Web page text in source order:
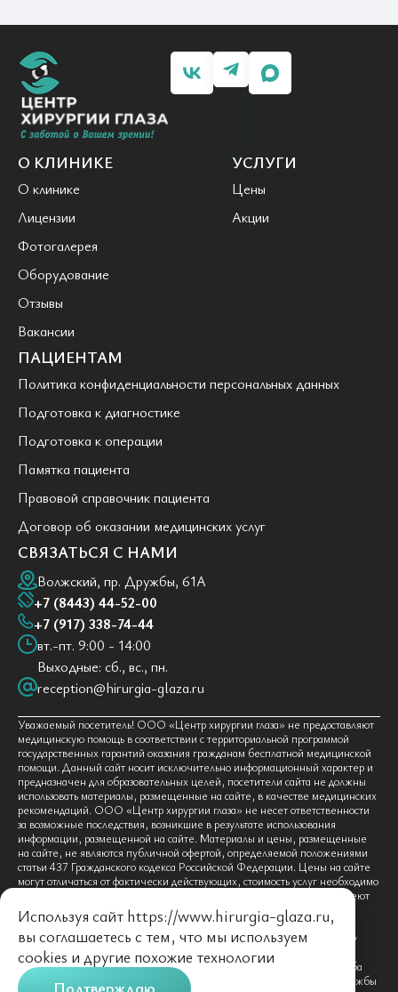
О КЛИНИКЕ
О клинике
Лицензии
Фотогалерея
Оборудование
Отзывы
Вакансии
УСЛУГИ
Цены
Акции
ПАЦИЕНТАМ
Политика конфиденциальности персональных данных
Подготовка к диагностике
Подготовка к операции
Памятка пациента
Правовой справочник пациента
Договор об оказании медицинских услуг
СВЯЗАТЬСЯ С НАМИ
Волжский, пр. Дружбы, 61А
+7 (8443) 44-52-00
+7 (917) 338-74-44
вт.-пт. 9:00 - 14:00
Выходные: сб., вс., пн.
reception@hirurgia-glaza.ru
Уважаемый посетитель! ООО «Центр хирургии глаза» не предоставляют
медицинскую помощь в соответствии с территориальной программой
государственных гарантий оказания гражданам бесплатной медицинской
помощи. Данный сайт носит исключительно информационный характер и
предназначен для образовательных целей, посетители сайта не должны
использовать материалы, размещенные на сайте, в качестве медицинских
рекомендаций. ООО «Центр хирургии глаза» не несет ответственности
за возможные последствия, возникшие в результате использования
информации, размещенной на сайте. Материалы и цены, размещенные
на сайте, не являются публичной офертой, определяемой положениями
статьи 437 Гражданского кодекса Российской Федерации. Цены на сайте
могут отличаться от фактически действующих, стоимость услуг необходимо
уточнять в контакт-центре по тел. +7 (8442) 52-92-92. Граждане имеют
право на получение бесплатной медицинской помощи по
территориальной программе государственных гарантий оказания
гражданам бесплатной медицинской помощи в поликлинике по месту
жительства (по полису ОМС). Предоставление услуг осуществляется
платно на основании договора об оказании медицинских услуг. Просьба
перед получением услуги уточнять цены по телефону справочной службы
Используя сайт https://www.hirurgia-glaza.ru,
вы соглашаетесь с тем, что мы используем
cookies и другие похожие технологии
Подтверждаю